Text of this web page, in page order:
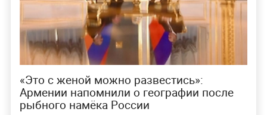
«Это с женой можно развестись»:
Армении напомнили о географии после
рыбного намёка России